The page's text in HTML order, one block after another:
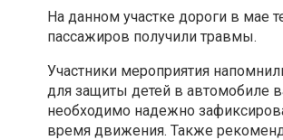
На данном участке дороги в мае
пассажиров получили травмы.
Участники мероприятия
для защиты детей в автомобиле
необходимо надежно
время движения. Также